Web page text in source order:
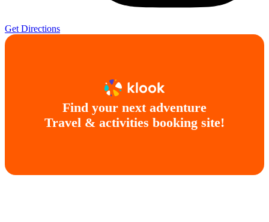
Get Directions
Find your next adventure
Travel & activities booking site!